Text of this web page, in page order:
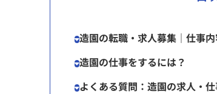
造園の転職・求人募集｜仕事
造園の仕事をするには？
よくある質問：造園の求人・